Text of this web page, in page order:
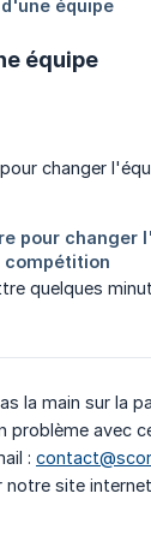
équipe
quelques
la main sur la
problème avec
:
notre site internet